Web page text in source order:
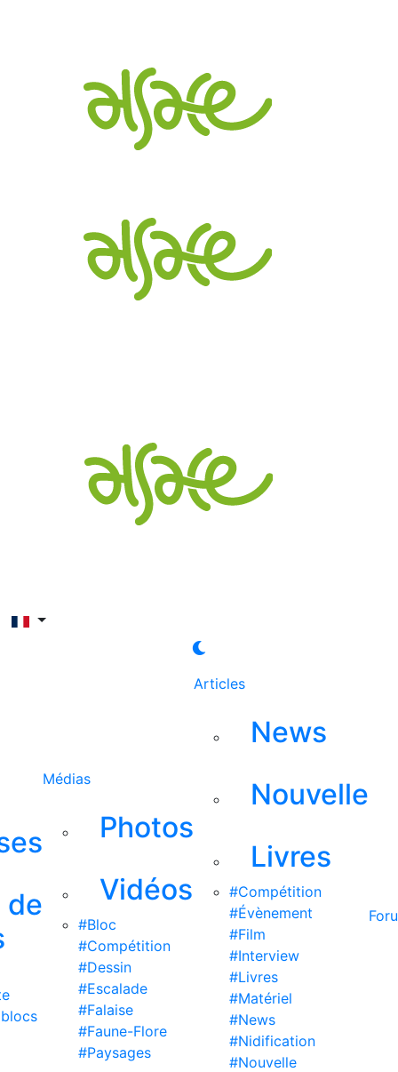
de
Médias
Photos
Vidéos
#Bloc
#Compétition
#Dessin
#Escalade
#Falaise
#Faune-Flore
#Paysages
Articles
News
Nouvelle
Livres
#Compétition
#Évènement
#Film
#Interview
#Livres
#Matériel
#News
#Nidification
#Nouvelle